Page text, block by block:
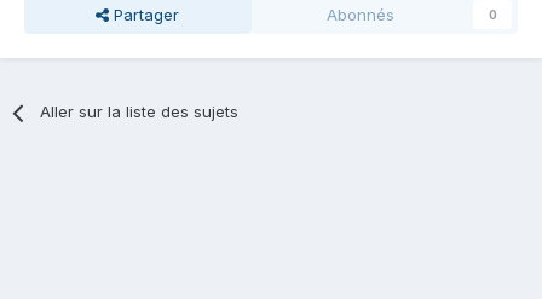
Partager Abonnés 0
Aller sur la liste des sujets